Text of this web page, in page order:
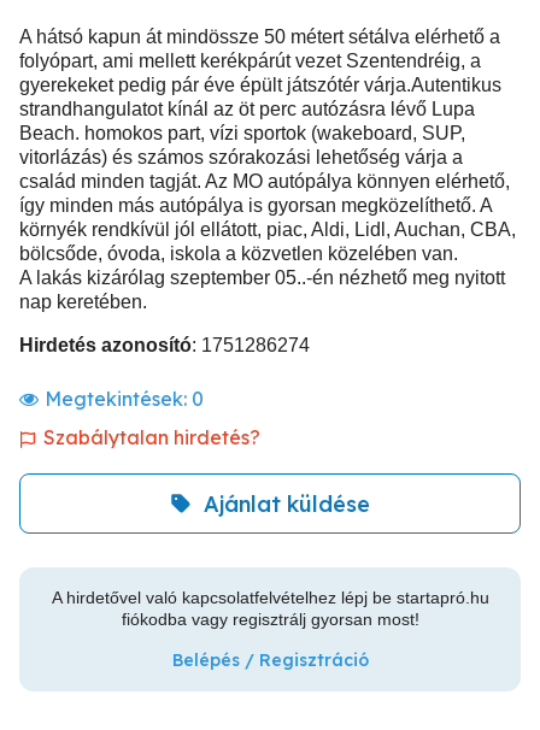
A hátsó kapun át mindössze 50 métert sétálva elérhető a
folyópart, ami mellett kerékpárút vezet Szentendréig, a
gyerekeket pedig pár éve épült játszótér várja.Autentikus
strandhangulatot kínál az öt perc autózásra lévő Lupa
Beach. homokos part, vízi sportok (wakeboard, SUP,
vitorlázás) és számos szórakozási lehetőség várja a
család minden tagját. Az MO autópálya könnyen elérhető,
így minden más autópálya is gyorsan megközelíthető. A
környék rendkívül jól ellátott, piac, Aldi, Lidl, Auchan, CBA,
bölcsőde, óvoda, iskola a közvetlen közelében van.
A lakás kizárólag szeptember 05..-én nézhető meg nyitott
nap keretében.
Hirdetés azonosító: 1751286274
Megtekintések: 0
Szabálytalan hirdetés?
Ajánlat küldése
A hirdetővel való kapcsolatfelvételhez lépj be startapró.hu
fiókodba vagy regisztrálj gyorsan most!
Belépés / Regisztráció